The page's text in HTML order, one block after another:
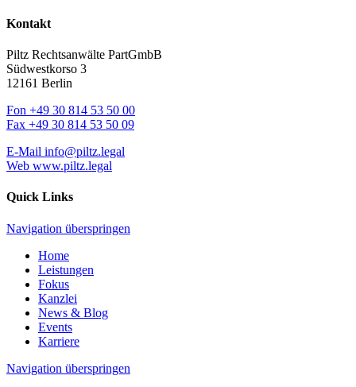
Kontakt
Piltz Rechtsanwälte PartGmbB
Südwestkorso 3
12161 Berlin
Fon +49 30 814 53 50 00
Fax +49 30 814 53 50 09
E-Mail info@piltz.legal
Web www.piltz.legal
Quick Links
Navigation überspringen
Home
Leistungen
Fokus
Kanzlei
News & Blog
Events
Karriere
Navigation überspringen